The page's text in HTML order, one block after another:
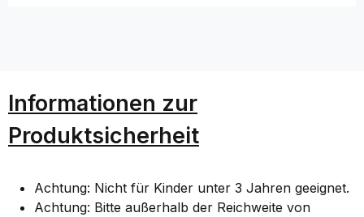
L
ä
n
1
m
L
ä
n
1
m
1
m
Informationen zur
Produktsicherheit
Achtung: Nicht für Kinder unter 3 Jahren geeignet.
Achtung: Bitte außerhalb der Reichweite von